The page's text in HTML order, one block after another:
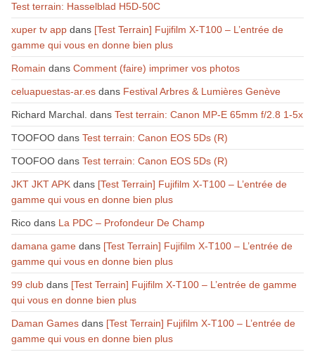
Test terrain: Hasselblad H5D-50C
xuper tv appdans [Test Terrain] Fujifilm X-T100 – L’entrée de
gamme qui vous en donne bien plus
Romain dans Comment (faire) imprimer vos photos
celuapuestas-ar.esdans Festival Arbres & Lumières Genève
Richard Marchal. dans Test terrain: Canon MP-E 65mm f/2.8 1-5x
TOOFOOdans Test terrain: Canon EOS 5Ds (R)
TOOFOOdans Test terrain: Canon EOS 5Ds (R)
JKT JKT APKdans [Test Terrain] Fujifilm X-T100 – L’entrée de
gamme qui vous en donne bien plus
Ricodans La PDC – Profondeur De Champ
damana gamedans [Test Terrain] Fujifilm X-T100 – L’entrée de
gamme qui vous en donne bien plus
99 clubdans [Test Terrain] Fujifilm X-T100 – L’entrée de gamme
qui vous en donne bien plus
Daman Gamesdans [Test Terrain] Fujifilm X-T100 – L’entrée de
gamme qui vous en donne bien plus